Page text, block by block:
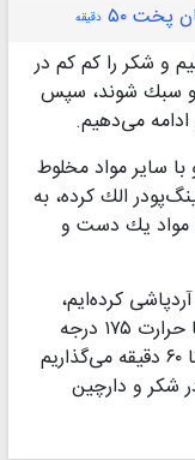
پخت ۵۰ دقیقه
و شكر را كم كم در
و سبك شوند، سپس
ادامه می‌دهیم.
سایر مواد مخلوط
الك كرده، به
مواد یك دست و
كرده‌ایم،
ریخته و آن را در فر از قبل گرم شده با حرارت ۱۷۵ درجه
سانتی‌گراد به مدت حداقل ۴۰ دقیقه تا ۶۰ دقیقه می‌گذاریم
شكر و دارچین